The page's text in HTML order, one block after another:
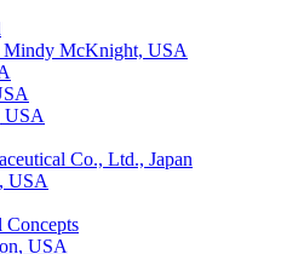
McKnight, USA
USA
Co., Ltd., Japan
USA
USA